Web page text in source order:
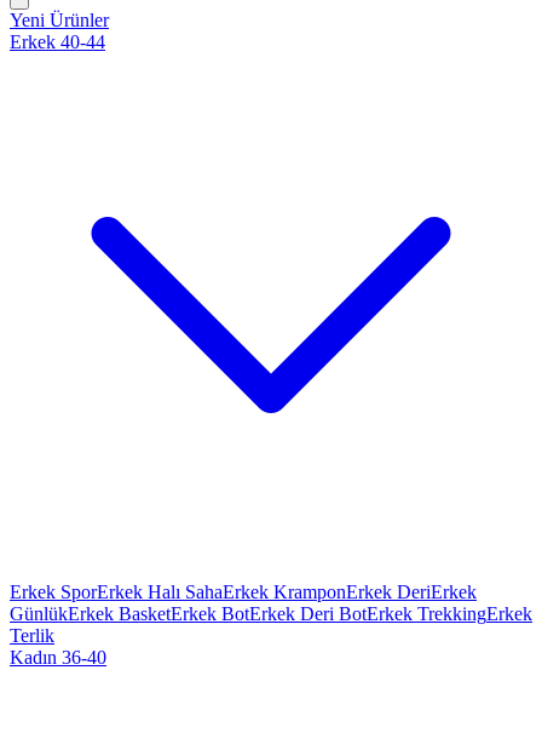
Yeni Ürünler
Erkek 40-44
Erkek SporErkek Halı SahaErkek KramponErkek DeriErkek
GünlükErkek BasketErkek BotErkek Deri BotErkek TrekkingErkek
Terlik
Kadın 36-40